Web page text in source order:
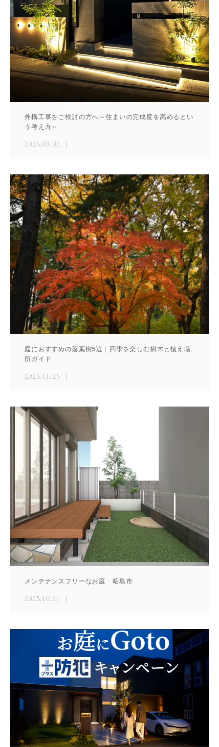
外構工事をご検討の方へ～住まいの完成度を高めるとい
う考え方～
2026.03.02
庭におすすめの落葉樹5選｜四季を楽しむ樹木と植え場
所ガイド
2025.11.25
メンテナンスフリーなお庭 昭島市
2025.10.31